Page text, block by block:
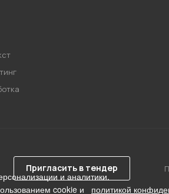
Пригласить в тендер
и аналитики.
cookie и
политикой